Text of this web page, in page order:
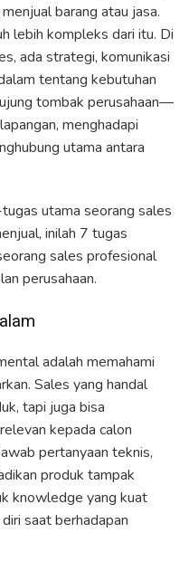
barang atau jasa.
lebih kompleks dari itu. Di
ada strategi, komunikasi
tentang kebutuhan
tombak perusahaan—
menghadapi
utama antara
utama seorang sales
inilah 7 tugas
sales profesional
perusahaan.
adalah memahami
Sales yang handal
tapi juga bisa
kepada calon
pertanyaan teknis,
produk tampak
knowledge yang kuat
saat berhadapan